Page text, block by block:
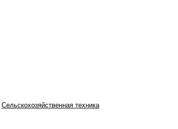
Сельскохозяйственная техника